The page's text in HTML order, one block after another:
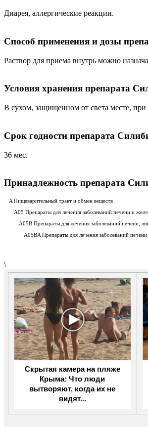
Диарея, аллергические реакции.
Способ применения и дозы
Раствор для приема внутрь можно
Условия хранения препарата
В сухом, защищенном от света месте,
Срок годности препарата
36 мес.
Принадлежность препарата
A Пищеварительный тракт и обмен веществ
A05 Препараты для лечения заболеваний печени и
A05B Препараты для лечения заболеваний печени,
A05BA Препараты для лечения заболеваний печени
\
Скрытая камера на пляже
Крыма: Что люди
вытворяют, когда их не
видят...